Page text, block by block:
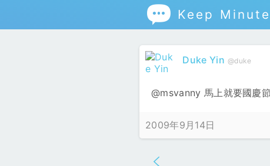
 Keep
Duke Yin @duke
@msvanny 馬上就要國慶
2009年9月14日